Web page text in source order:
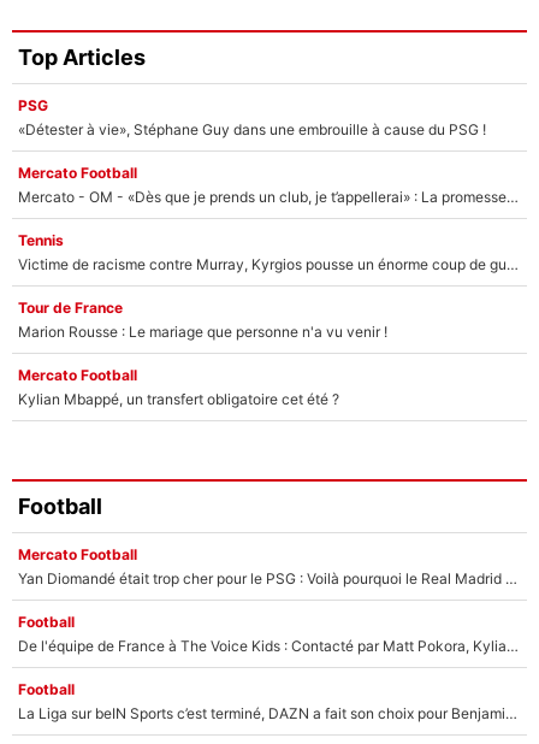
Top Articles
PSG
«Détester à vie», Stéphane Guy dans une embrouille à cause du PSG !
Mercato Football
Mercato - OM - «Dès que je prends un club, je t’appellerai» : La promesse de Marcelino au moment de claquer la porte
Tennis
Victime de racisme contre Murray, Kyrgios pousse un énorme coup de gueule !
Tour de France
Marion Rousse : Le mariage que personne n'a vu venir !
Mercato Football
Kylian Mbappé, un transfert obligatoire cet été ?
Football
Mercato Football
Yan Diomandé était trop cher pour le PSG : Voilà pourquoi le Real Madrid a accepté de payer la somme record de 140M€ pour boucler son transfert !
Football
De l'équipe de France à The Voice Kids : Contacté par Matt Pokora, Kylian Mbappé a accepté de jouer un rôle inédit sur TF1 !
Football
La Liga sur beIN Sports c’est terminé, DAZN a fait son choix pour Benjamin Da Silva et Omar Da Fonseca !